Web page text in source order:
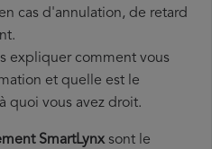
cas d'annulation, de retard
expliquer comment vous
et quelle est le
quoi vous avez droit.
SmartLynxsont le